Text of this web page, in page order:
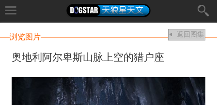
浏览图片 返回图集
奥地利阿尔卑斯山脉上空的猎户座